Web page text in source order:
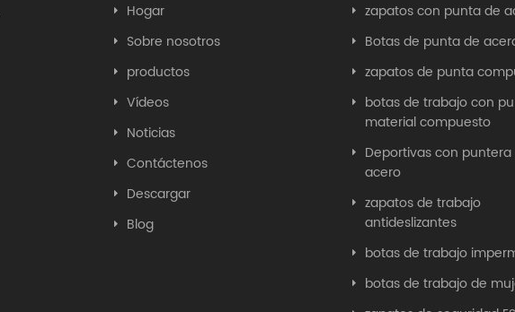
Hogar
Sobre nosotros
productos
Vídeos
Noticias
Contáctenos
Descargar
Blog
zapatos con punta de
Botas de punta de
zapatos de punta
botas de trabajo con
material compuesto
Deportivas con
acero
zapatos de trabajo
antideslizantes
botas de trabajo
botas de trabajo de